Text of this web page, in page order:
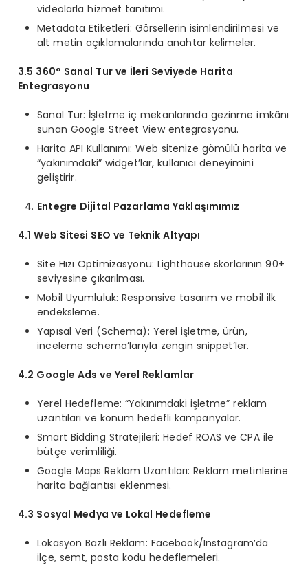
videolarla hizmet tanıtımı.
Metadata Etiketleri: Görsellerin isimlendirilmesi ve
alt metin açıklamalarında anahtar kelimeler.
3.5 360° Sanal Tur ve İleri Seviyede Harita
Entegrasyonu
Sanal Tur: İşletme iç mekanlarında gezinme imkânı
sunan Google Street View entegrasyonu.
Harita API Kullanımı: Web sitenize gömülü harita ve
“yakınımdaki” widget’lar, kullanıcı deneyimini
geliştirir.
Entegre Dijital Pazarlama Yaklaşımımız
4.1 Web Sitesi SEO ve Teknik Altyapı
Site Hızı Optimizasyonu: Lighthouse skorlarının 90+
seviyesine çıkarılması.
Mobil Uyumluluk: Responsive tasarım ve mobil ilk
endeksleme.
Yapısal Veri (Schema): Yerel işletme, ürün,
inceleme schema’larıyla zengin snippet’ler.
4.2 Google Ads ve Yerel Reklamlar
Yerel Hedefleme: “Yakınımdaki işletme” reklam
uzantıları ve konum hedefli kampanyalar.
Smart Bidding Stratejileri: Hedef ROAS ve CPA ile
bütçe verimliliği.
Google Maps Reklam Uzantıları: Reklam metinlerine
harita bağlantısı eklenmesi.
4.3 Sosyal Medya ve Lokal Hedefleme
Lokasyon Bazlı Reklam: Facebook/Instagram’da
ilçe, semt, posta kodu hedeflemeleri.